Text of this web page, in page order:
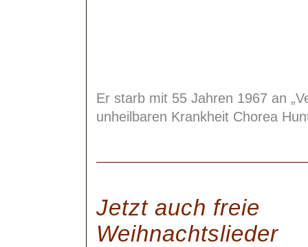
Er starb mit 55 Jahren 1967 an
unheilbaren Krankheit Chorea
Jetzt auch freie
Weihnachtslieder